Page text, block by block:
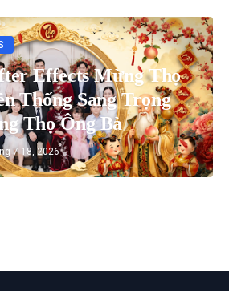
Effects Mừng Thọ
Thống Sang Trọng
Thọ Ông Bà
7 18, 2026